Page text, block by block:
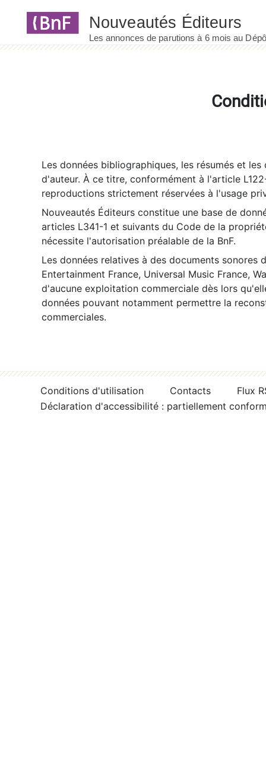
Les données bibliographiques, les résumés et
d'auteur. À ce titre, conformément à l'article
reproductions strictement réservées à l'usage
Nouveautés Éditeurs constitue une base de
articles L341-1 et suivants du Code de la
nécessite l'autorisation préalable de la BnF.
Les données relatives à des documents sonores
Entertainment France, Universal Music France,
d'aucune exploitation commerciale dès lors
données pouvant notamment permettre la
commerciales.
Conditions d'utilisation Contacts
Flux
Déclaration d'accessibilité : partiellement